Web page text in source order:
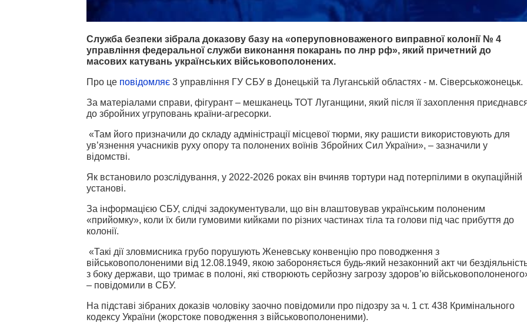
Служба безпеки зібрала доказову базу на «оперуповноваженого виправної колонії № 4
управління федеральної служби виконання покарань по лнр рф», який причетний до
масових катувань українських військовополонених.
Про це повідомляє 3 управління ГУ СБУ в Донецькій та Луганській областях - м. Сіверськожонецьк.
За матеріалами справи, фігурант – мешканець ТОТ Луганщини, який після її захоплення
до збройних угруповань країни-агресорки.
«Там його призначили до складу адміністрації місцевої тюрми, яку рашисти використовують для
ув’язнення учасників руху опору та полонених воїнів Збройних Сил України», – зазначили у
відомстві.
Як встановило розслідування, у 2022-2026 роках він вчиняв тортури над потерпілими в окупаційній
установі.
За інформацією СБУ, слідчі задокументували, що він влаштовував українським полоненим
«прийомку», коли їх били гумовими кийками по різних частинах тіла та голови під час прибуття до
колонії.
«Такі дії зловмисника грубо порушують Женевську конвенцію про поводження з
військовополоненими від 12.08.1949, якою забороняється будь-який незаконний акт чи
з боку держави, що тримає в полоні, які створюють серйозну загрозу здоров’ю
– повідомили в СБУ.
На підставі зібраних доказів чоловіку заочно повідомили про підозру за ч. 1 ст. 438 Кримінального
кодексу України (жорстоке поводження з військовополоненими).